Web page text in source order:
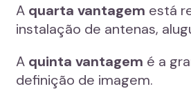
A quarta vantagem está
instalação de antenas,
A quinta vantagem é a
definição de imagem.